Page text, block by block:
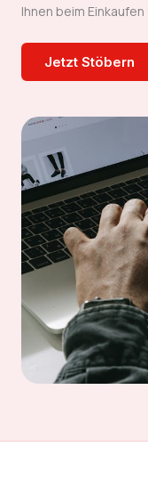
Ihnen beim
Jetzt Stöbern